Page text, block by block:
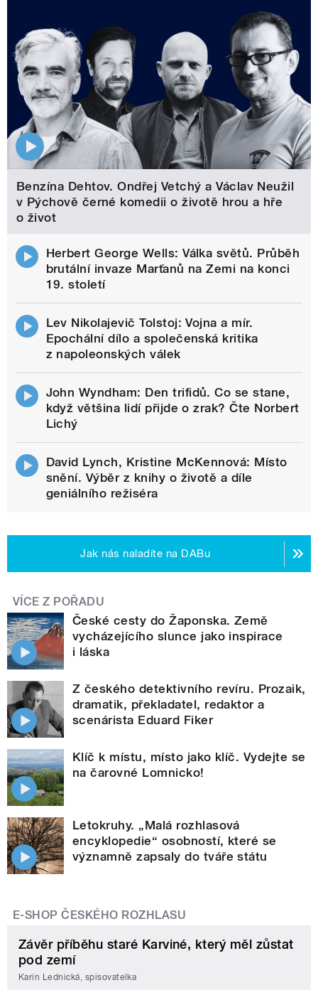
Benzína Dehtov. Ondřej Vetchý a Václav Neužil
v Pýchově černé komedii o životě hrou a hře
o život
Herbert George Wells: Válka světů. Průběh
brutální invaze Marťanů na Zemi na konci
19. století
Lev Nikolajevič Tolstoj: Vojna a mír.
Epochální dílo a společenská kritika
z napoleonských válek
John Wyndham: Den trifidů. Co se stane,
když většina lidí přijde o zrak? Čte Norbert
Lichý
David Lynch, Kristine McKennová: Místo
snění. Výběr z knihy o životě a díle
geniálního režiséra
Jak nás naladíte na DABu
VÍCE Z POŘADU
České cesty do Žaponska. Země
vycházejícího slunce jako inspirace
i láska
Z českého detektivního revíru. Prozaik,
dramatik, překladatel, redaktor a
scenárista Eduard Fiker
Klíč k místu, místo jako klíč. Vydejte se
na čarovné Lomnicko!
Letokruhy. „Malá rozhlasová
encyklopedie“ osobností, které se
významně zapsaly do tváře státu
E-SHOP ČESKÉHO ROZHLASU
Závěr příběhu staré Karviné, který měl zůstat
pod zemí
Karin Lednická, spisovatelka